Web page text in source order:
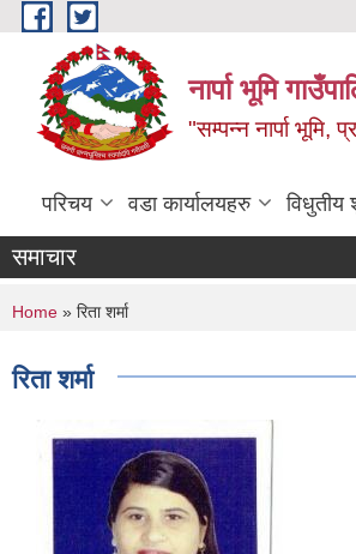
Skip to main content
नार्पा भूमि
"सम्पन्न नार्पा भूमि,
परिचय वडा कार्यालयहरु विधुतीय
समाचार
You are here
Home » रिता शर्मा
रिता शर्मा